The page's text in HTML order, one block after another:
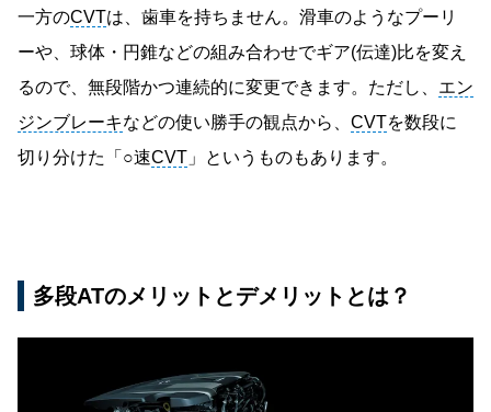
一方のCVTは、歯車を持ちません。滑車のようなプーリ
ーや、球体・円錐などの組み合わせでギア(伝達)比を変え
るので、無段階かつ連続的に変更できます。ただし、 エン
ジンブレーキなどの使い勝手の観点から、 CVTを数段に
切り分けた「○速CVT 」というものもあります。
多段ATのメリットとデメリットとは？